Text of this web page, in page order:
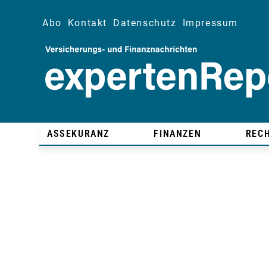
Abo Kontakt Datenschutz Impressum
ASSEKURANZ FINANZEN